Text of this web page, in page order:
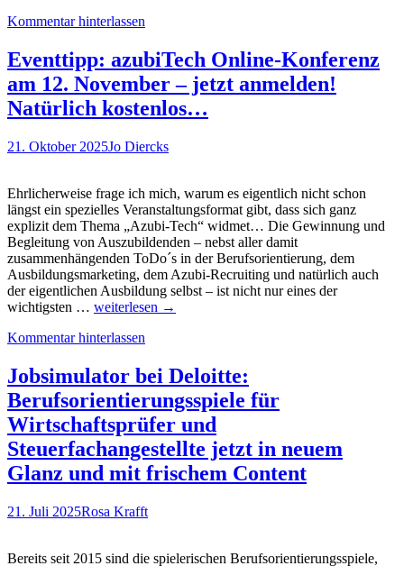
bei
SIEMENS.
Recrutainment
#12
Stefan
Zeidler
Kommentar hinterlassen
Eventtipp: azubiTech Online-Konferenz
am 12. November – jetzt anmelden!
Natürlich kostenlos…
21. Oktober 2025Jo Diercks
Ehrlicherweise frage ich mich, warum es eigentlich nicht schon
längst ein spezielles Veranstaltungsformat gibt, dass sich ganz
explizit dem Thema „Azubi-Tech“ widmet… Die Gewinnung und
Begleitung von Auszubildenden – nebst aller damit
zusammenhängenden ToDo´s in der Berufsorientierung, dem
Ausbildungsmarketing, dem Azubi-Recruiting und natürlich auch
der eigentlichen Ausbildung selbst – ist nicht nur eines der
wichtigsten … Eventtipp:
Online-
am
12.
November
–
jetzt
anmelden!
Natürlich
kostenlos…
weiterlesen →
Kommentar hinterlassen
Jobsimulator bei Deloitte:
Berufsorientierungsspiele für
Wirtschaftsprüfer und
Steuerfachangestellte jetzt in neuem
Glanz und mit frischem Content
21. Juli 2025Rosa Krafft
Bereits seit 2015 sind die spielerischen Berufsorientierungsspiele,